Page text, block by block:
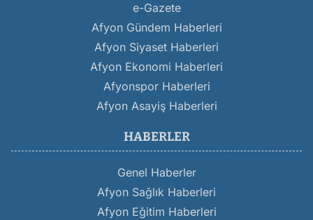
e-Gazete
Afyon Gündem Haberleri
Afyon Siyaset Haberleri
Afyon Ekonomi Haberleri
Afyonspor Haberleri
Afyon Asayiş Haberleri
HABERLER
Genel Haberler
Afyon Sağlık Haberleri
Afyon Eğitim Haberleri